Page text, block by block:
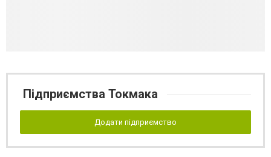
Підприємства Токмака
Додати підприємство